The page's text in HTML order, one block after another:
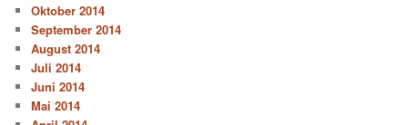
Oktober 2014
September 2014
August 2014
Juli 2014
Juni 2014
Mai 2014